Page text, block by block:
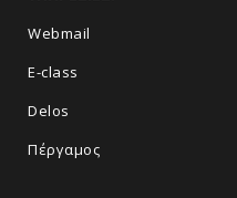
Webmail
E-class
Delos
Πέργαμος